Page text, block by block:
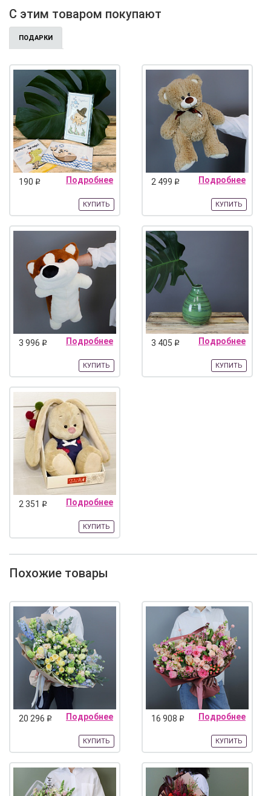
С этим товаром покупают
ПОДАРКИ
190 q Подробнее
КУПИТЬ
2 499 q Подробнее
КУПИТЬ
3 996 q Подробнее
КУПИТЬ
3 405 q Подробнее
КУПИТЬ
2 351 q Подробнее
КУПИТЬ
Похожие товары
20 296 q Подробнее
КУПИТЬ
16 908 q Подробнее
КУПИТЬ